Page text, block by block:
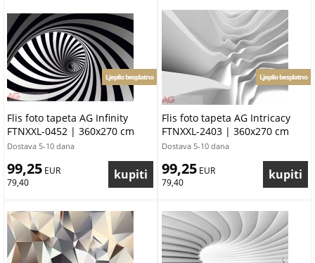
Flis foto tapeta AG Infinity
FTNXXL-0452 | 360x270 cm
Ljepilo besplatno
Dostava 5-10 dana
99,25 EUR
79,40
Flis foto tapeta AG Intricacy
FTNXXL-2403 | 360x270 cm
Ljepilo besplatno
Dostava 5-10 dana
99,25 EUR
79,40